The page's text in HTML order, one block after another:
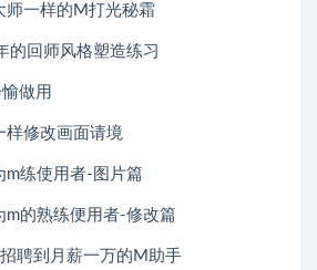
一样的M打光秘霜
回师风格塑造练习
做用
修改画面请境
练使用者-图片篇
的熟练便用者-修改篇
聘到月薪一万的M助手